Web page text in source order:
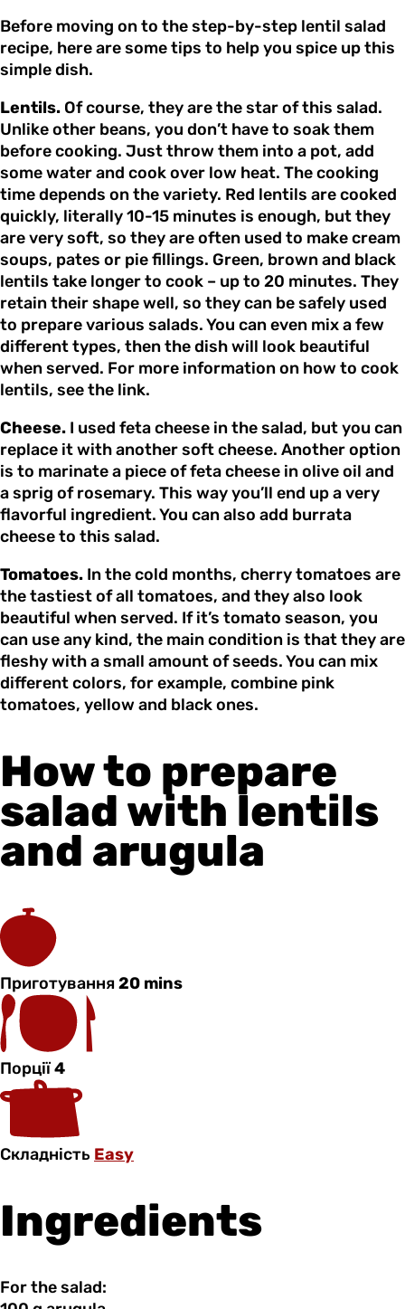
Before moving on to the step-by-step lentil salad
recipe, here are some tips to help you spice up this
simple dish.
Lentils. Of course, they are the star of this salad.
Unlike other beans, you don’t have to soak them
before cooking. Just throw them into a pot, add
some water and cook over low heat. The cooking
time depends on the variety. Red lentils are cooked
quickly, literally 10-15 minutes is enough, but they
are very soft, so they are often used to make cream
soups, pates or pie fillings. Green, brown and black
lentils take longer to cook – up to 20 minutes. They
retain their shape well, so they can be safely used
to prepare various salads. You can even mix a few
different types, then the dish will look beautiful
when served. For more information on how to cook
lentils, see the link.
Cheese. I used feta cheese in the salad, but you can
replace it with another soft cheese. Another option
is to marinate a piece of feta cheese in olive oil and
a sprig of rosemary. This way you’ll end up a very
flavorful ingredient. You can also add burrata
cheese to this salad.
Tomatoes. In the cold months, cherry tomatoes are
the tastiest of all tomatoes, and they also look
beautiful when served. If it’s tomato season, you
can use any kind, the main condition is that they are
fleshy with a small amount of seeds. You can mix
different colors, for example, combine pink
tomatoes, yellow and black ones.
How to prepare
salad with lentils
and arugula
Приготування20 mins
Порції4
Складність Easy
Ingredients
For the salad: